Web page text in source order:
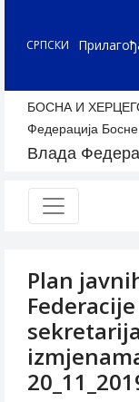
СРПСКИ
БОСНА И
Федерација
Влада
Plan